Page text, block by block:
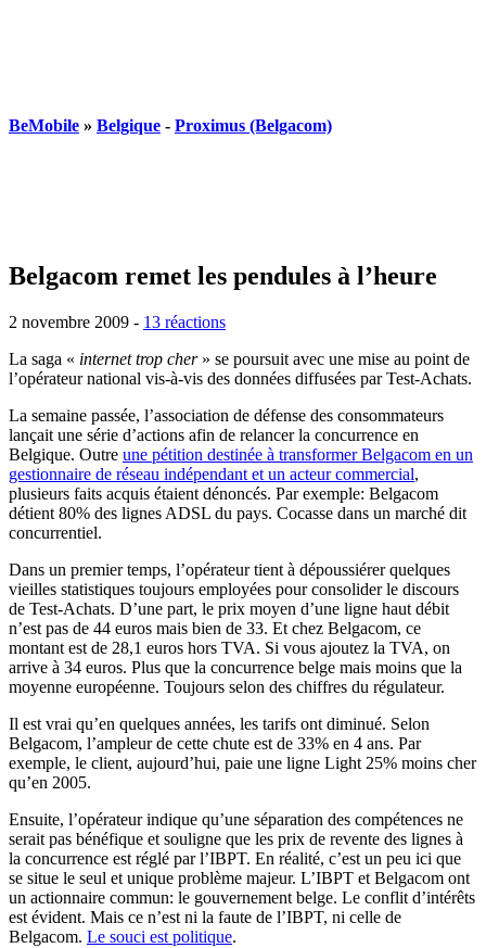
BeMobile » Belgique - Proximus (Belgacom)
Belgacom remet les pendules à l’heure
2 novembre 2009 - 13 réactions
La saga « internet trop cher» se poursuit avec une mise au point de
l’opérateur national vis-à-vis des données diffusées par Test-Achats.
La semaine passée, l’association de défense des consommateurs
lançait une série d’actions afin de relancer la concurrence en
Belgique. Outre une pétition destinée à transformer Belgacom en un
gestionnaire de réseau indépendant et un acteur commercial,
plusieurs faits acquis étaient dénoncés. Par exemple: Belgacom
détient 80% des lignes ADSL du pays. Cocasse dans un marché dit
concurrentiel.
Dans un premier temps, l’opérateur tient à dépoussiérer quelques
vieilles statistiques toujours employées pour consolider le discours
de Test-Achats. D’une part, le prix moyen d’une ligne haut débit
n’est pas de 44 euros mais bien de 33. Et chez Belgacom, ce
montant est de 28,1 euros hors TVA. Si vous ajoutez la TVA, on
arrive à 34 euros. Plus que la concurrence belge mais moins que la
moyenne européenne. Toujours selon des chiffres du régulateur.
Il est vrai qu’en quelques années, les tarifs ont diminué. Selon
Belgacom, l’ampleur de cette chute est de 33% en 4 ans. Par
exemple, le client, aujourd’hui, paie une ligne Light 25% moins cher
qu’en 2005.
Ensuite, l’opérateur indique qu’une séparation des compétences ne
serait pas bénéfique et souligne que les prix de revente des lignes à
la concurrence est réglé par l’IBPT. En réalité, c’est un peu ici que
se situe le seul et unique problème majeur. L’IBPT et Belgacom ont
un actionnaire commun: le gouvernement belge. Le conflit d’intérêts
est évident. Mais ce n’est ni la faute de l’IBPT, ni celle de
Belgacom. Le souci est politique.